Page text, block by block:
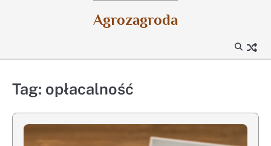
Agrozagroda
Tag: opłacalność